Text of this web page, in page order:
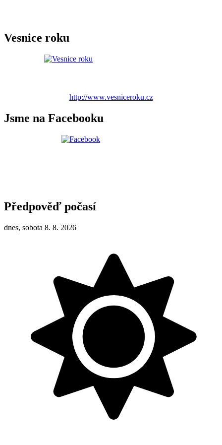
Vesnice roku
http://www.vesniceroku.cz
Jsme na Facebooku
Předpověď počasí
dnes, sobota 8. 8. 2026